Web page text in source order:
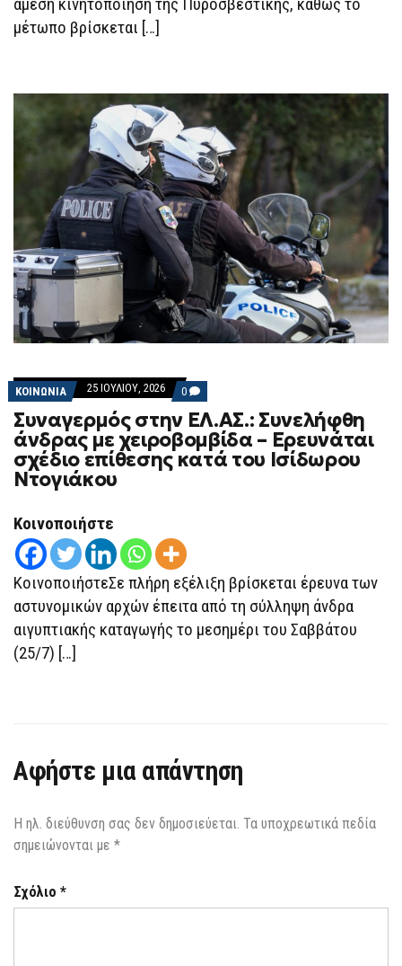
μέτωπο βρίσκεται […]
ΚΟΙΝΩΝΙΑ 25 ΙΟΥΛΊΟΥ, 2026 0 COMMENTS
ON
ΣΥΝΑΓΕΡΜΌΣ
ΣΤΗΝ
ΕΛ.ΑΣ.:
ΣΥΝΕΛΉΦΘΗ
ΤΟΥ
ΙΣΊΔΩΡΟΥ
ΝΤΟΓΙΆΚΟΥ
Συναγερμός στην ΕΛ.ΑΣ.: Συνελήφθη
άνδρας με χειροβομβίδα – Ερευνάται
σχέδιο επίθεσης κατά του Ισίδωρου
Ντογιάκου
Κοινοποιήστε
ΚοινοποιήστεΣε πλήρη εξέλιξη βρίσκεται έρευνα των
αστυνομικών αρχών έπειτα από τη σύλληψη άνδρα
αιγυπτιακής καταγωγής το μεσημέρι του Σαββάτου
(25/7) […]
Αφήστε μια απάντηση
Η ηλ. διεύθυνση σας δεν δημοσιεύεται. Τα υποχρεωτικά πεδία
σημειώνονται με *
Σχόλιο *